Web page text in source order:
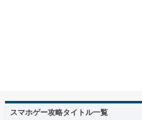
スマホゲー攻略タイトル一覧